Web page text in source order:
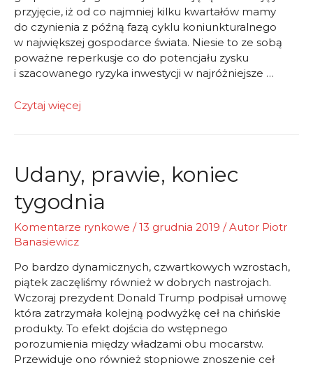
przyjęcie, iż od co najmniej kilku kwartałów mamy
do czynienia z późną fazą cyklu koniunkturalnego
w największej gospodarce świata. Niesie to ze sobą
poważne reperkusje co do potencjału zysku
i szacowanego ryzyka inwestycji w najróżniejsze …
komentarz
Czytaj więcej
Udany, prawie, koniec
tygodnia
Komentarze rynkowe /13 grudnia 2019 / Autor Piotr
Banasiewicz
Po bardzo dynamicznych, czwartkowych wzrostach,
piątek zaczęliśmy również w dobrych nastrojach.
Wczoraj prezydent Donald Trump podpisał umowę
która zatrzymała kolejną podwyżkę ceł na chińskie
produkty. To efekt dojścia do wstępnego
porozumienia między władzami obu mocarstw.
Przewiduje ono również stopniowe znoszenie ceł